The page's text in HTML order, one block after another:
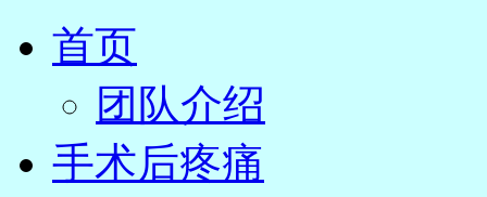
首页
团队介绍
手术后疼痛